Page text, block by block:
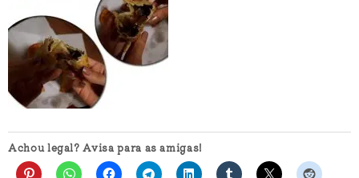
Achou legal? Avisa para as amigas!